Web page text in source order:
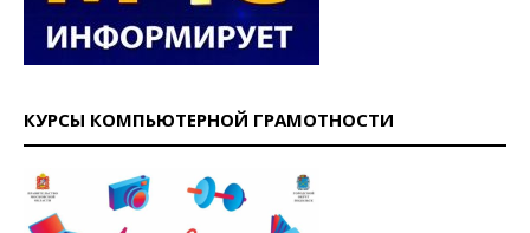
КУРСЫ КОМПЬЮТЕРНОЙ ГРАМОТНОСТИ